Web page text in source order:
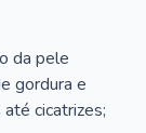
da pele
gordura e
cicatrizes;